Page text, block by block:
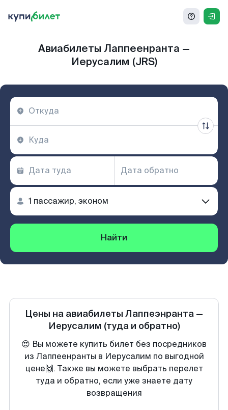
Авиабилеты Лаппеенранта —
Иерусалим (JRS)
Найти
Цены на авиабилеты Лаппеэнранта —
Иерусалим (туда и обратно)
😍 Вы можете купить билет без посредников
из Лаппеенранты в Иерусалим по выгодной
цене🙌. Также вы можете выбрать перелет
туда и обратно, если уже знаете дату
возвращения